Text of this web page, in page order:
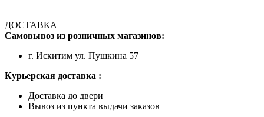
ДОСТАВКА
Самовывоз из розничных магазинов:
г. Искитим ул. Пушкина 57
Курьерская доставка :
Доставка до двери
Вывоз из пункта выдачи заказов